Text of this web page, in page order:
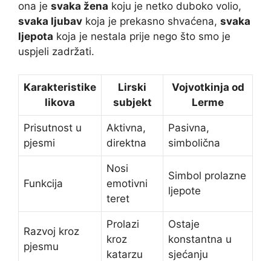
ona je svaka žena koju je netko duboko volio,
svaka ljubav koja je prekasno shvaćena, svaka
ljepota koja je nestala prije nego što smo je
uspjeli zadržati.
Karakteristike
likova
Lirski
subjekt
Vojvotkinja od
Lerme
Prisutnost u
pjesmi
Aktivna,
direktna
Pasivna,
simbolična
Funkcija
Nosi
emotivni
teret
Simbol prolazne
ljepote
Razvoj kroz
pjesmu
Prolazi
kroz
katarzu
Ostaje
konstantna u
sjećanju